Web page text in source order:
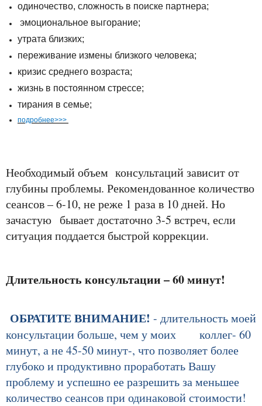
одиночество, сложность в поиске партнера;
эмоциональное выгорание;
утрата близких;
переживание измены близкого человека;
кризис среднего возраста;
жизнь в постоянном стрессе;
тирания в семье;
подробнее>>>
Необходимый объем консультаций зависит от
глубины проблемы. Рекомендованное количество
сеансов – 6-10, не реже 1 раза в 10 дней. Но
зачастую бывает достаточно 3-5 встреч, если
ситуация поддается быстрой коррекции.
Длительность консультации – 60 минут!
ОБРАТИТЕ ВНИМАНИЕ! - длительность моей
консультации больше, чем у моих коллег- 60
минут, а не 45-50 минут-, что позволяет более
глубоко и продуктивно проработать Вашу
проблему и успешно ее разрешить за меньшее
количество сеансов при одинаковой стоимости!